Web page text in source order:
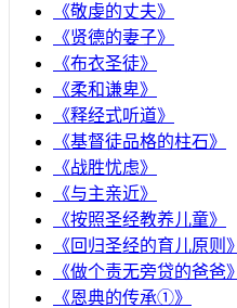
《敬虔的丈夫》
《贤德的妻子》
《布衣圣徒》
《柔和谦卑》
《释经式听道》
《基督徒品格的柱石》
《战胜忧虑》
《与主亲近》
《按照圣经教养儿童》
《回归圣经的育儿原则》
《做个责无旁贷的爸爸》
《恩典的传承①》